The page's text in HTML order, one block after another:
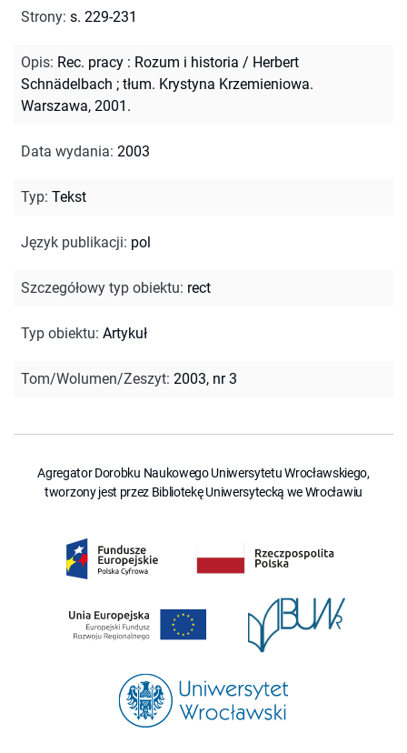
Strony: s. 229-231
Opis: Rec. pracy : Rozum i historia / Herbert
Schnädelbach ; tłum. Krystyna Krzemieniowa.
Warszawa, 2001.
Data wydania: 2003
Typ: Tekst
Język publikacji: pol
Szczegółowy typ obiektu: rect
Typ obiektu: Artykuł
Tom/Wolumen/Zeszyt: 2003, nr 3
Agregator Dorobku Naukowego Uniwersytetu Wrocławskiego,
tworzony jest przez Bibliotekę Uniwersytecką we Wrocławiu